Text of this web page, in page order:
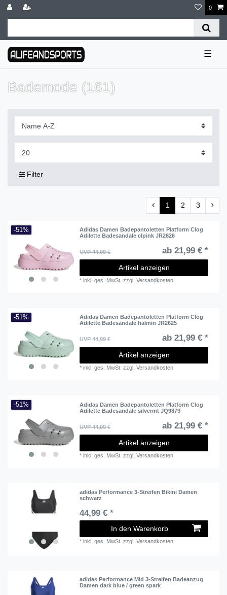
0
☰
Bademode (161)
Filter
1 2 3
-51%
Adidas Damen Badepantoletten Platform Clog
Adilette Badesandale clpink JR2626
UVP 44,99 € ab 21,99 € *
Artikel anzeigen
*inkl. ges. MwSt. zzgl.Versandkosten
-51%
Adidas Damen Badepantoletten Platform Clog
Adilette Badesandale halmin JR2625
UVP 44,99 € ab 21,99 € *
Artikel anzeigen
*inkl. ges. MwSt. zzgl.Versandkosten
-51%
Adidas Damen Badepantoletten Platform Clog
Adilette Badesandale silvermt JQ9879
UVP 44,99 € ab 21,99 € *
Artikel anzeigen
*inkl. ges. MwSt. zzgl.Versandkosten
adidas Performance 3-Streifen Bikini Damen
schwarz
44,99 € *
In den Warenkorb
*inkl. ges. MwSt. zzgl.Versandkosten
adidas Performance Mid 3-Streifen Badeanzug
Damen dark blue / green spark